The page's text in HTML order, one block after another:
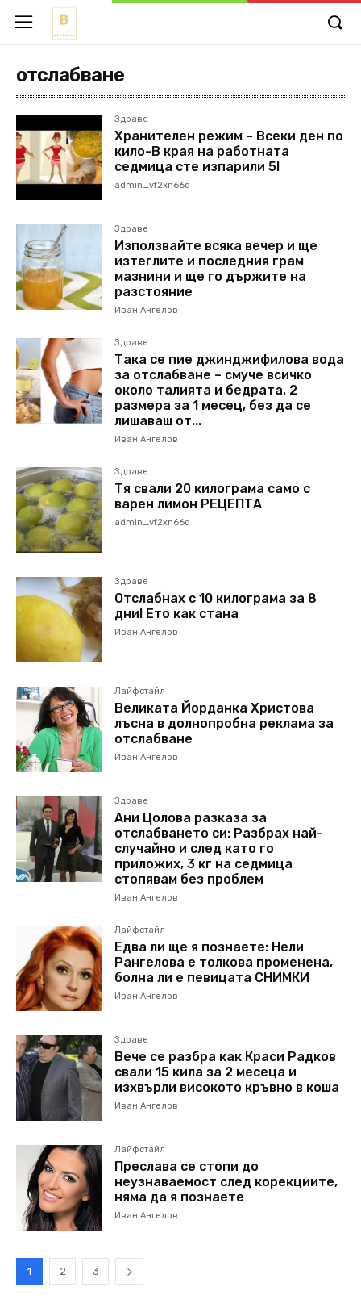
отслабване
Здраве
Хранителен режим – Всеки ден по
кило-В края на работната
седмица сте изпарили 5!
admin_vf2xn66d
Здраве
Използвайте всяка вечер и ще
изтеглите и последния грам
мазнини и ще го държите на
разстояние
Иван Ангелов
Здраве
Така се пие джинджифилова вода
за отслабване – смуче всичко
около талията и бедрата. 2
размера за 1 месец, без да се
лишаваш от...
Иван Ангелов
Здраве
Тя свали 20 килограма само с
варен лимон РЕЦЕПТА
admin_vf2xn66d
Здраве
Отслабнах с 10 килограма за 8
дни! Ето как стана
Иван Ангелов
Лайфстайл
Великата Йорданка Христова
лъсна в долнопробна реклама за
отслабване
Иван Ангелов
Здраве
Ани Цолова разказа за
отслабването си: Разбрах най-
случайно и след като го
приложих, 3 кг на седмица
стопявам без проблем
Иван Ангелов
Лайфстайл
Едва ли ще я познаете: Нели
Рангелова е толкова променена,
болна ли е певицата СНИМКИ
Иван Ангелов
Здраве
Вече се разбра как Краси Радков
свали 15 кила за 2 месеца и
изхвърли високото кръвно в коша
Иван Ангелов
Лайфстайл
Преслава се стопи до
неузнаваемост след корекциите,
няма да я познаете
Иван Ангелов
1 2 3